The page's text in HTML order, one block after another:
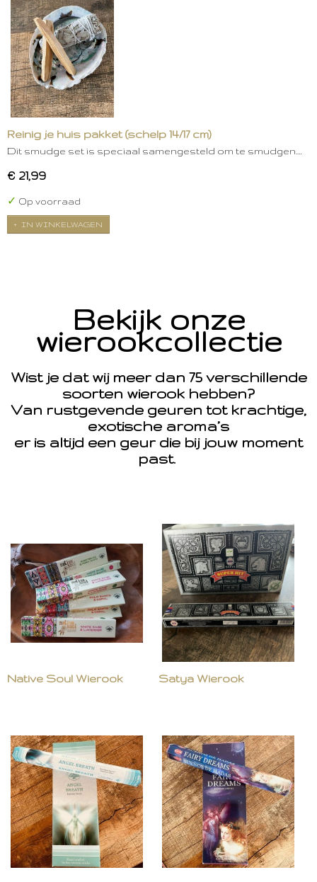
Reinig je huis pakket (schelp 14/17 cm)
Dit smudge set is speciaal samengesteld om te smudgen.…
€ 21,99
✓ Op voorraad
IN WINKELWAGEN
Bekijk onze
wierookcollectie
Wist je dat wij meer dan 75 verschillende
soorten wierook hebben?
Van rustgevende geuren tot krachtige,
exotische aroma’s
er is altijd een geur die bij jouw moment
past.
Native Soul Wierook Satya Wierook